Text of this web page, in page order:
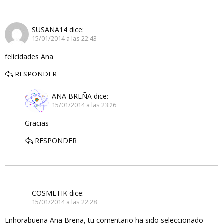
SUSANA14 dice:
15/01/2014 a las 22:43
felicidades Ana
RESPONDER
ANA BREÑA dice:
15/01/2014 a las 23:26
Gracias
RESPONDER
COSMETIK dice:
15/01/2014 a las 22:28
Enhorabuena Ana Breña, tu comentario ha sido seleccionado